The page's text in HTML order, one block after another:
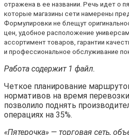
отражена в ее названии. Речь идет о
которые магазины сети намерены
Формулировки не блещут
цен, удобное расположение
ассортимент товаров, гарантии
и профессиональное обслуживание
Работа содержит 1 файл.
Четкое планирование
нормативов на время
позволило поднять
операциях на 35%.
«Пятерочка» — торговая сеть,